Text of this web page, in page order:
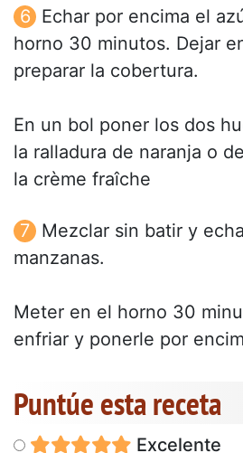
Echar por encima el
horno 30 minutos. Dejar
preparar la cobertura.
En un bol poner los dos
la ralladura de naranja o
la crème fraîche
Mezclar sin batir y
manzanas.
Meter en el horno 30
enfriar y ponerle por
Puntúe esta receta
Excelente